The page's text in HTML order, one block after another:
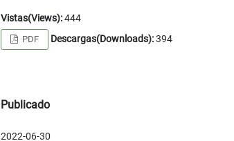
Vistas(Views):444
PDF Descargas(Downloads):394
Publicado
2022-06-30